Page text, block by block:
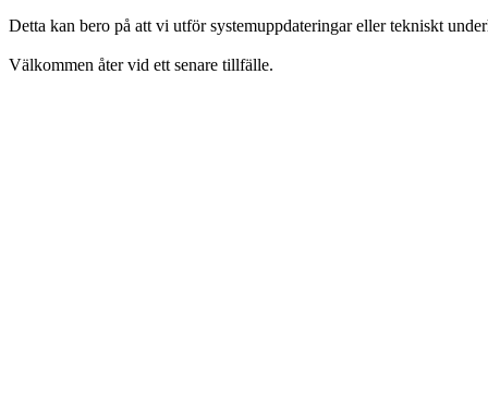
Detta kan bero på att vi utför systemuppdateringar eller tekniskt
Välkommen åter vid ett senare tillfälle.